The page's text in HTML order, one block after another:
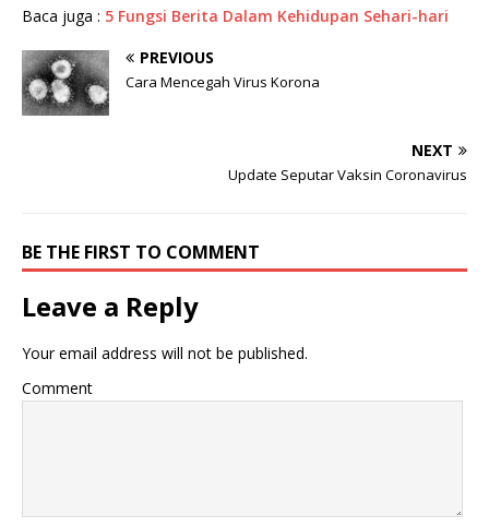
Baca juga : 5 Fungsi Berita Dalam Kehidupan Sehari-hari
PREVIOUS
Cara Mencegah Virus Korona
NEXT
Update Seputar Vaksin Coronavirus
BE THE FIRST TO COMMENT
Leave a Reply
Your email address will not be published.
Comment